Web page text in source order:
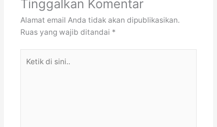
Tinggalkan Komentar
Alamat email Anda tidak akan dipublikasikan.
Ruas yang wajib ditandai *